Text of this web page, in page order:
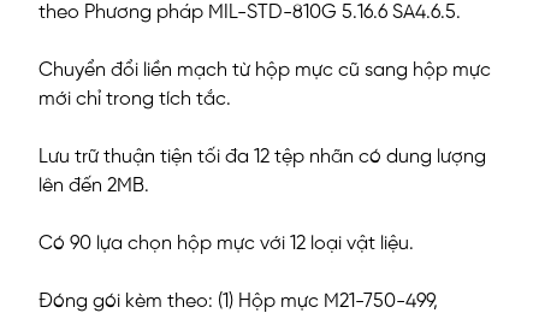
theo Phương pháp MIL-STD-810G 5.16.6 SA4.6.5.
Chuyển đổi liền mạch từ hộp mực cũ sang hộp mực
mới chỉ trong tích tắc.
Lưu trữ thuận tiện tối đa 12 tệp nhãn có dung lượng
lên đến 2MB.
Có 90 lựa chọn hộp mực với 12 loại vật liệu.
Đóng gói kèm theo: (1) Hộp mực M21-750-499,